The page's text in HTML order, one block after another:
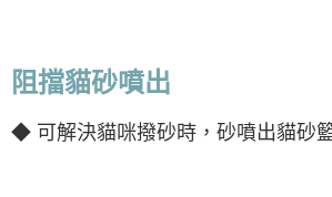
阻擋貓砂噴出
◆ 可解決貓咪撥砂時，砂噴出貓砂